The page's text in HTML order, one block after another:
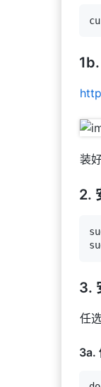
装
2.
3.
任
3a.